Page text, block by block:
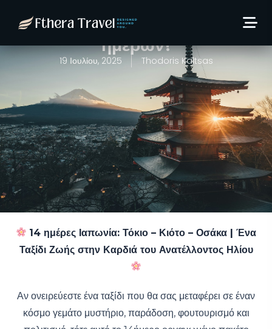
Ιαπωνία διάρκειας 14
ημερών!
19 Ιουλίου, 2025 Thodoris Kaltsas
14 ημέρες Ιαπωνία: Τόκιο – Κιότο – Οσάκα | Ένα
Ταξίδι Ζωής στην Καρδιά του Ανατέλλοντος Ηλίου
Αν ονειρεύεστε ένα ταξίδι που θα σας μεταφέρει σε έναν
κόσμο γεμάτο μυστήριο, παράδοση, φουτουρισμό και